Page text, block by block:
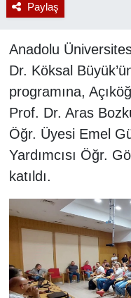
Paylaş
Anadolu
Dr. Köksal
programına,
Prof. Dr. Aras
Öğr. Üyesi Emel
Yardımcısı Öğr.
katıldı.